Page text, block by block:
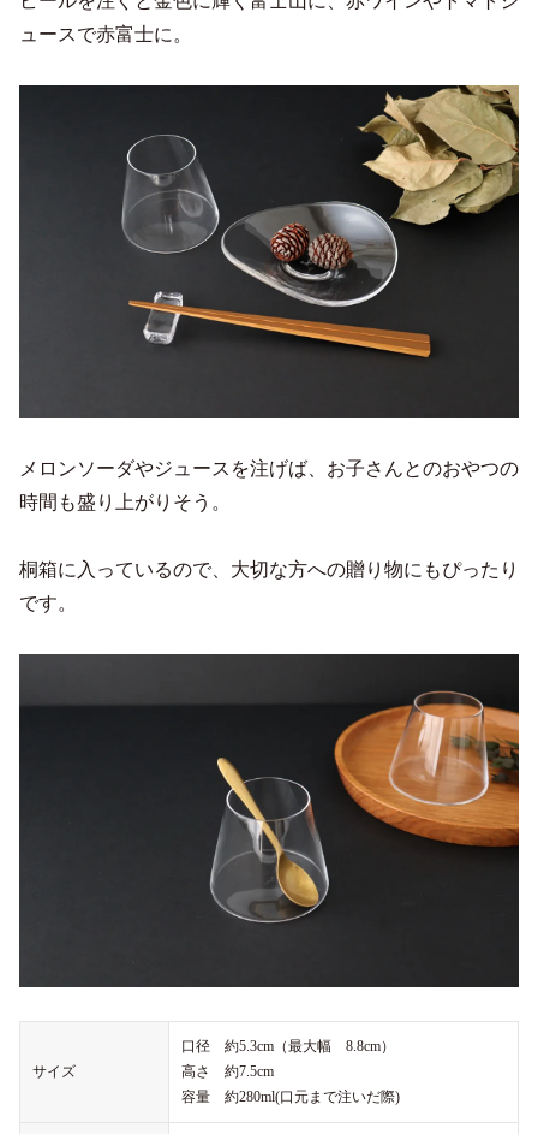
ュースで赤富士に。
メロンソーダやジュースを注げば、お子さんとのおやつの
時間も盛り上がりそう。
桐箱に入っているので、大切な方への贈り物にもぴったり
です。
サイズ
口径 約5.3cm（最大幅 8.8cm）
高さ 約7.5cm
容量 約280ml(口元まで注いだ際)